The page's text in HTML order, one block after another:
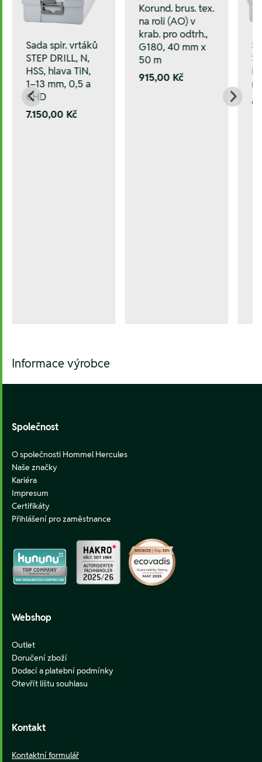
Sada spir. vrtáků
STEP DRILL, N,
HSS, hlava TiN,
1–13 mm, 0,5 a
CHD
7.150,00 Kč
Korund. brus. tex.
na roli (AO) v
krab. pro odtrh.,
G180, 40 mm x
50 m
915,00 Kč
Informace výrobce
Footer
Společnost
O společnosti Hommel Hercules
Naše značky
Kariéra
Impresum
Certifikáty
Přihlášení pro zaměstnance
Webshop
Outlet
Doručení zboží
Dodací a platební podmínky
Otevřít lištu souhlasu
Kontakt
Kontaktní formulář